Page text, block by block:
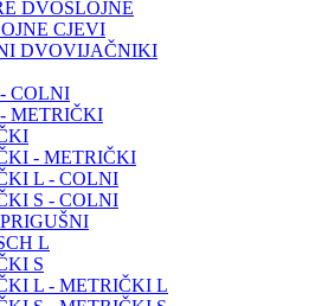
DVOSLOJNE
CJEVI
DVOVIJAČNIKI
COLNI
METRIČKI
- METRIČKI
L - COLNI
S - COLNI
L
S
L - METRIČKI L